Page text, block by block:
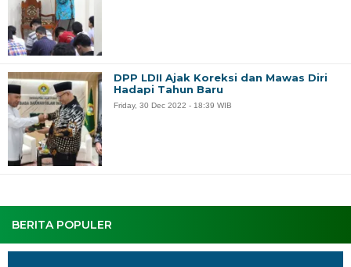
BERITA POPULER
DPP LDII Ajak Koreksi dan Mawas Diri
Hadapi Tahun Baru
Friday, 30 Dec 2022 - 18:39 WIB